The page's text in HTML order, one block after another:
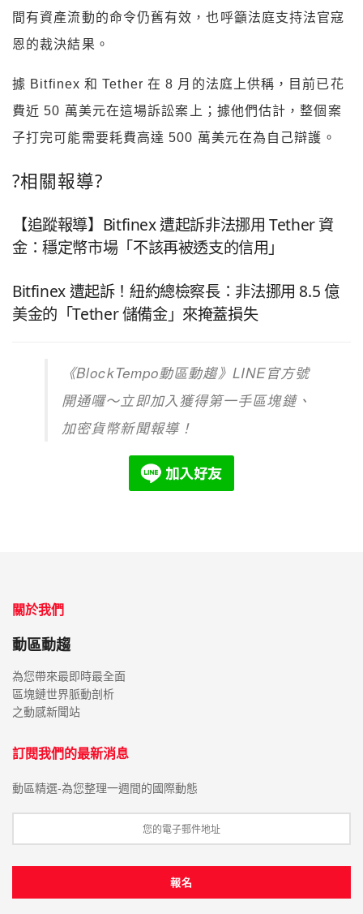
間有資產流動的命令仍舊有效，也呼籲法庭支持法官寇
恩的裁決結果。
據 Bitfinex 和 Tether 在 8 月的法庭上供稱，目前已花
費近 50 萬美元在這場訴訟案上；據他們估計，整個案
子打完可能需要耗費高達 500 萬美元在為自己辯護。
?相關報導?
【追蹤報導】Bitfinex 遭起訴非法挪用 Tether 資
金：穩定幣市場「不該再被透支的信用」
Bitfinex 遭起訴！紐約總檢察長：非法挪用 8.5 億
美金的「Tether 儲備金」來掩蓋損失
《BlockTempo動區動趨》 LINE官方號
開通囉～立即加入獲得第一手區塊鏈、
加密貨幣新聞報導！
關於我們
動區動趨
為您帶來最即時最全面
區塊鏈世界脈動剖析
之動感新聞站
訂閱我們的最新消息
動區精選-為您整理一週間的國際動態